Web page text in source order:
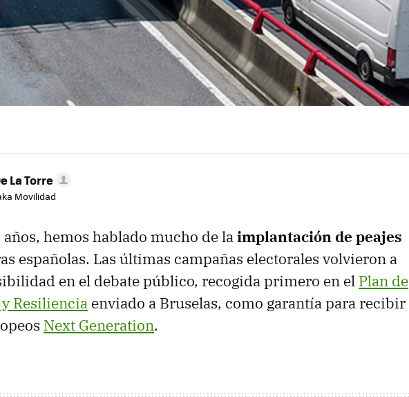
La Torre
Movilidad
hemos hablado mucho de laimplantación de peajes
españolas. Las últimas campañas electorales volvieron a
en el debate público, recogida primero en el Plan de
Resiliencia enviado a Bruselas, como garantía para recibir
Next Generation.